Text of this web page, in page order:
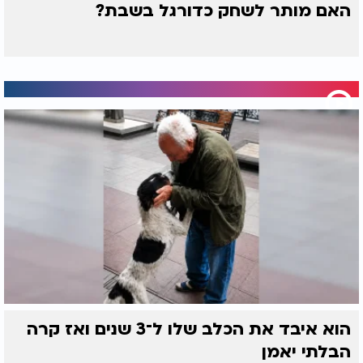
האם מותר לשחק כדורגל בשבת?
הוא איבד את הכלב שלו ל־3 שנים ואז קרה
הבלתי יאמן